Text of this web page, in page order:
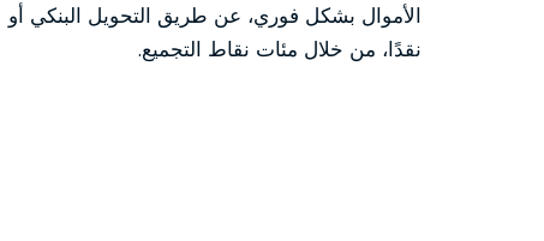
الأموال بشكل فوري، عن طريق التحويل البنكي أو
نقدًا، من خلال مئات نقاط التجميع.